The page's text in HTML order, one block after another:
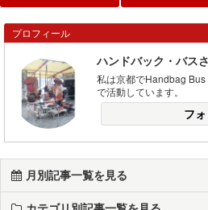
プロフィール
ハンドバック・バス
私は京都でHandbag
で活動しています。
フ
月別記事一覧を見る